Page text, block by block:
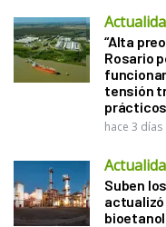
“Alta
Rosario
tensión
prácticos
hace 3 días
Suben
actualizó
bioetanol